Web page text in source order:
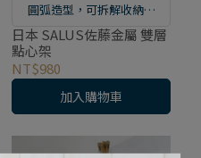
圓弧造型，可拆解收納方
便， 可裝蛋糕、點心、三明
治、水果、果乾等
日本 SALUS佐藤金屬 雙層
點心架
NT$980
加入購物車